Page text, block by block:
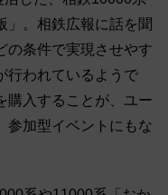
」。相鉄広報に話を聞
の条件で実現させやす
行われているようで
購入することが、ユー
参加型イベントにもな